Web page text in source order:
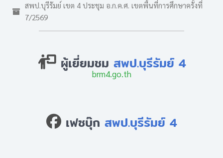
สพป.บุรีรัมย์ เขต 4 ประชุม อ.ก.ค.ศ. เขตพื้นที่การศึกษาครั้งที่
7/2569
ผู้เยี่ยมชม สพป.บุรีรัมย์ 4
brm4.go.th
เฟซบุ๊ก สพป.บุรีรัมย์ 4